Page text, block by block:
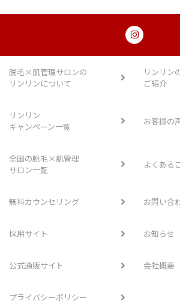
脱毛×肌管理サロンの
リンリンについて
リンリン
ご紹介
リンリン
キャンペーン一覧
お客様の
全国の脱毛×肌管理
サロン一覧
よくある
無料カウンセリング お問い合
採用サイト お知らせ
公式通販サイト 会社概要
プライバシーポリシー